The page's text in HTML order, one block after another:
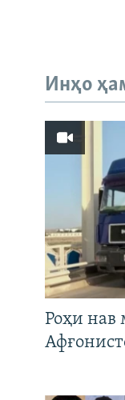
Инҳо
Роҳи нав